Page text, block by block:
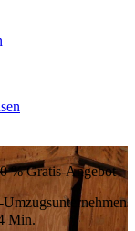
% Gratis-Angebot
Min.